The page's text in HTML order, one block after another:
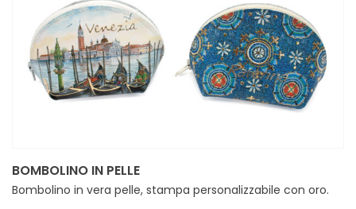
BOMBOLINO IN PELLE
Bombolino in vera pelle, stampa personalizzabile con oro.